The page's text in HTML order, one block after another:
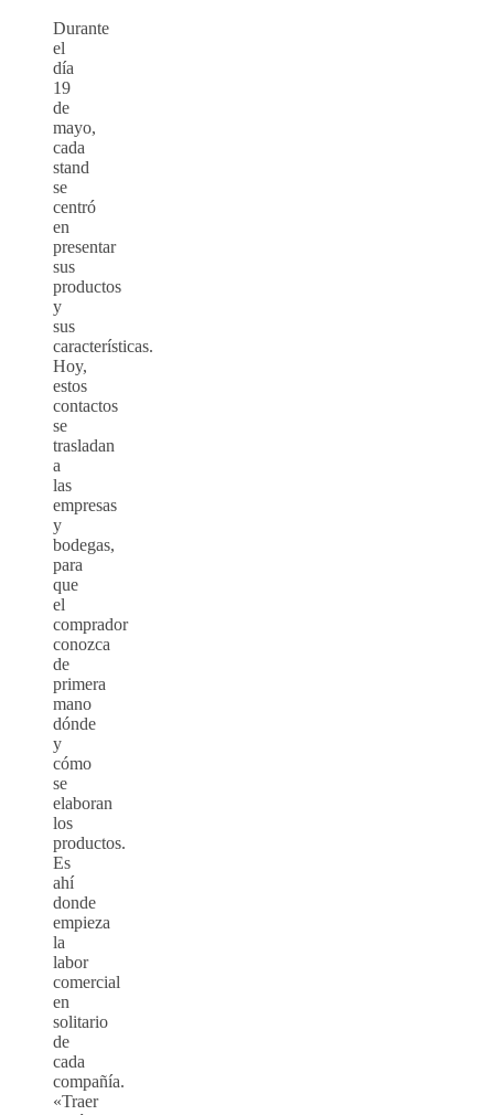
Durante
el
día
19
de
mayo,
cada
stand
se
centró
en
presentar
sus
productos
y
sus
características.
Hoy,
estos
contactos
se
trasladan
a
las
empresas
y
bodegas,
para
que
el
comprador
conozca
de
primera
mano
dónde
y
cómo
se
elaboran
los
productos.
Es
ahí
donde
empieza
la
labor
comercial
en
solitario
de
cada
compañía.
«Traer